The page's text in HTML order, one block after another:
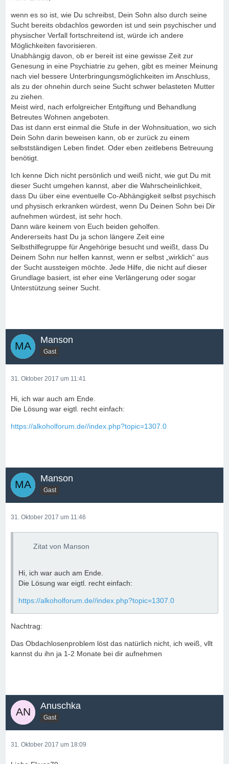
wenn es so ist, wie Du schreibst, Dein Sohn also durch seine
Sucht bereits obdachlos geworden ist und sein psychischer und
physischer Verfall fortschreitend ist, würde ich andere
Möglichkeiten favorisieren.
Unabhängig davon, ob er bereit ist eine gewisse Zeit zur
Genesung in eine Psychiatrie zu gehen, gibt es meiner Meinung
nach viel bessere Unterbringungsmöglichkeiten im Anschluss,
als zu der ohnehin durch seine Sucht schwer belasteten Mutter
zu ziehen.
Meist wird, nach erfolgreicher Entgiftung und Behandlung
Betreutes Wohnen angeboten.
Das ist dann erst einmal die Stufe in der Wohnsituation, wo sich
Dein Sohn darin beweisen kann, ob er zurück zu einem
selbstständigen Leben findet. Oder eben zeitlebens Betreuung
benötigt.
Ich kenne Dich nicht persönlich und weiß nicht, wie gut Du mit
dieser Sucht umgehen kannst, aber die Wahrscheinlichkeit,
dass Du über eine eventuelle Co-Abhängigkeit selbst psychisch
und physisch erkranken würdest, wenn Du Deinen Sohn bei Dir
aufnehmen würdest, ist sehr hoch.
Dann wäre keinem von Euch beiden geholfen.
Andererseits hast Du ja schon längere Zeit eine
Selbsthilfegruppe für Angehörige besucht und weißt, dass Du
Deinem Sohn nur helfen kannst, wenn er selbst „wirklich“ aus
der Sucht aussteigen möchte. Jede Hilfe, die nicht auf dieser
Grundlage basiert, ist eher eine Verlängerung oder sogar
Unterstützung seiner Sucht.
Manson
Gast
31. Oktober 2017 um 11:41
Hi, ich war auch am Ende.
Die Lösung war eigtl. recht einfach:
https://alkoholforum.de//index.php?topic=1307.0
Manson
Gast
31. Oktober 2017 um 11:46
Zitat von Manson
Hi, ich war auch am Ende.
Die Lösung war eigtl. recht einfach:
https://alkoholforum.de//index.php?topic=1307.0
Nachtrag:
Das Obdachlosenproblem löst das natürlich nicht, ich weiß, vllt
kannst du ihn ja 1-2 Monate bei dir aufnehmen
Anuschka
Gast
31. Oktober 2017 um 18:09